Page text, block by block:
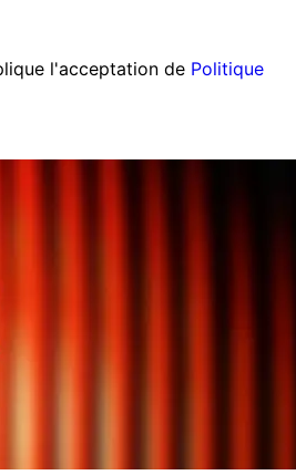
l'acceptation de Politique